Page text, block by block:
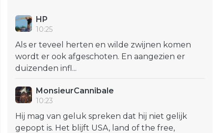
HP
10:25
Als er teveel herten en wilde zwijnen komen
wordt er ook afgeschoten. En aangezien er
duizenden infl...
MonsieurCannibale
10:23
Hij mag van geluk spreken dat hij niet gelijk
gepopt is. Het blijft USA, land of the free,